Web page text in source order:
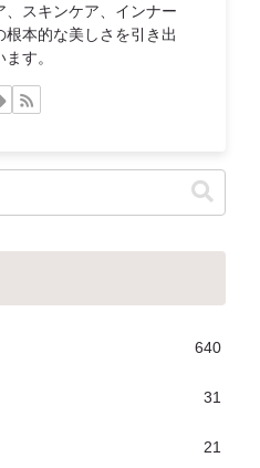
スキンケア、インナー
本的な美しさを引き出
す。
640
31
21